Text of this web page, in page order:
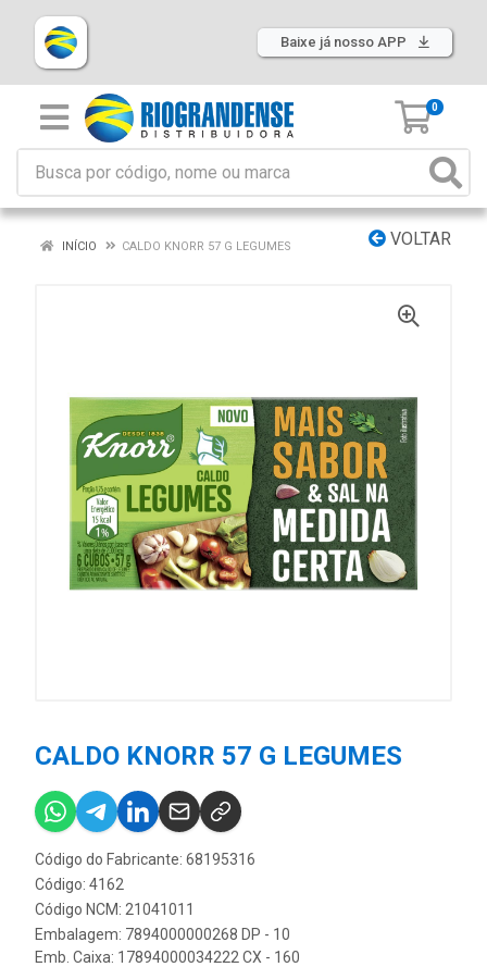
Baixe já nosso APP
0
VOLTAR
INÍCIO CALDO KNORR 57 G LEGUMES
CALDO KNORR 57 G LEGUMES
Código do Fabricante: 68195316
Código: 4162
Código NCM: 21041011
Embalagem: 7894000000268 DP - 10
Emb. Caixa: 17894000034222 CX - 160